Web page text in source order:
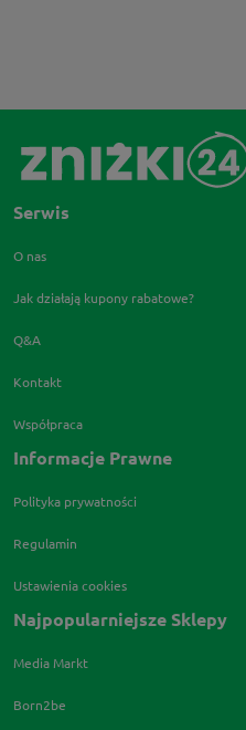
Serwis
O nas
Jak działają kupony rabatowe?
Q&A
Kontakt
Współpraca
Informacje Prawne
Polityka prywatności
Regulamin
Ustawienia cookies
Najpopularniejsze Sklepy
Media Markt
Born2be